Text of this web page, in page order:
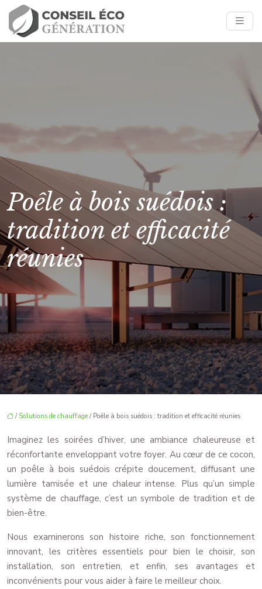
Poêle à bois suédois :
tradition et efficacité
réunies
/ Solutions de chauffage / Poêle à bois suédois : tradition et efficacité réunies
Imaginez les soirées d’hiver, une ambiance chaleureuse et
réconfortante enveloppant votre foyer. Au cœur de ce cocon,
un poêle à bois suédois crépite doucement, diffusant une
lumière tamisée et une chaleur intense. Plus qu’un simple
système de chauffage, c’est un symbole de tradition et de
bien-être.
Nous examinerons son histoire riche, son fonctionnement
innovant, les critères essentiels pour bien le choisir, son
installation, son entretien, et enfin, ses avantages et
inconvénients pour vous aider à faire le meilleur choix.